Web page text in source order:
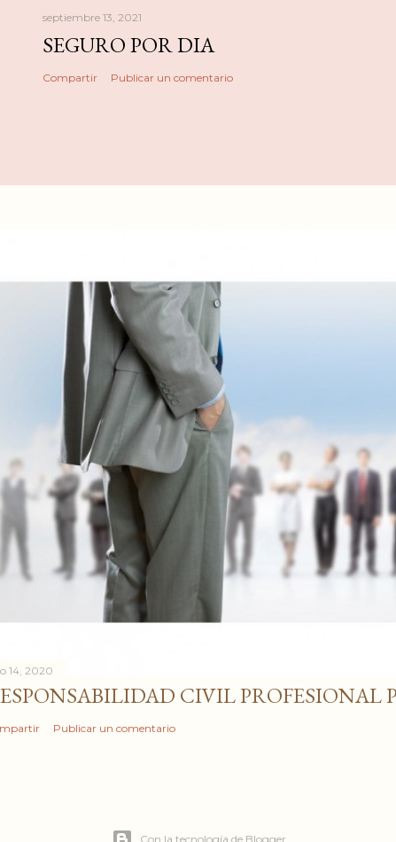
septiembre 13, 2021
SEGURO POR DIA
Compartir Publicar un comentario
14, 2020
CIVIL PROFESIONAL
Publicar un comentario
Con la tecnología de Blogger